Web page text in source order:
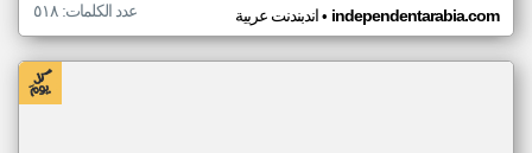
اندبندنت عربية• independentarabia.com عدد الكلمات: ٥١٨